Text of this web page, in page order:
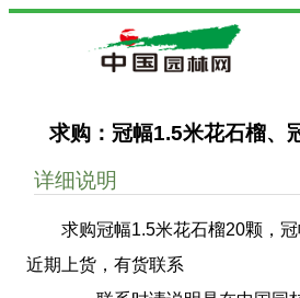
求购：冠幅1.5米花石榴、
详细说明
求购冠幅1.5米花石榴20颗，
近期上货，有货联系